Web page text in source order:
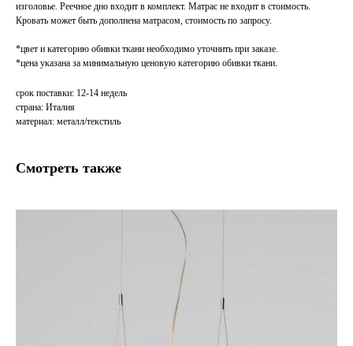
изголовье. Реечное дно входит в комплект. Матрас не входит в стоимость.
Кровать может быть дополнена матрасом, стоимость по запросу.
*цвет и категорию обивки ткани необходимо уточнить при заказе.
*цена указана за минимальную ценовую категорию обивки ткани.
срок поставки: 12-14 недель
страна: Италия
материал: металл/текстиль
Смотреть также